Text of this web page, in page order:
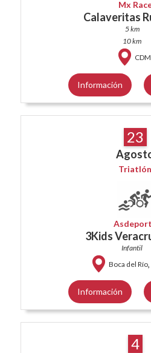
Mx
Calaveritas
5 km
10 km
Información
23
Triatlón
3Kids
Infantil
Boca del Río,
Información
4